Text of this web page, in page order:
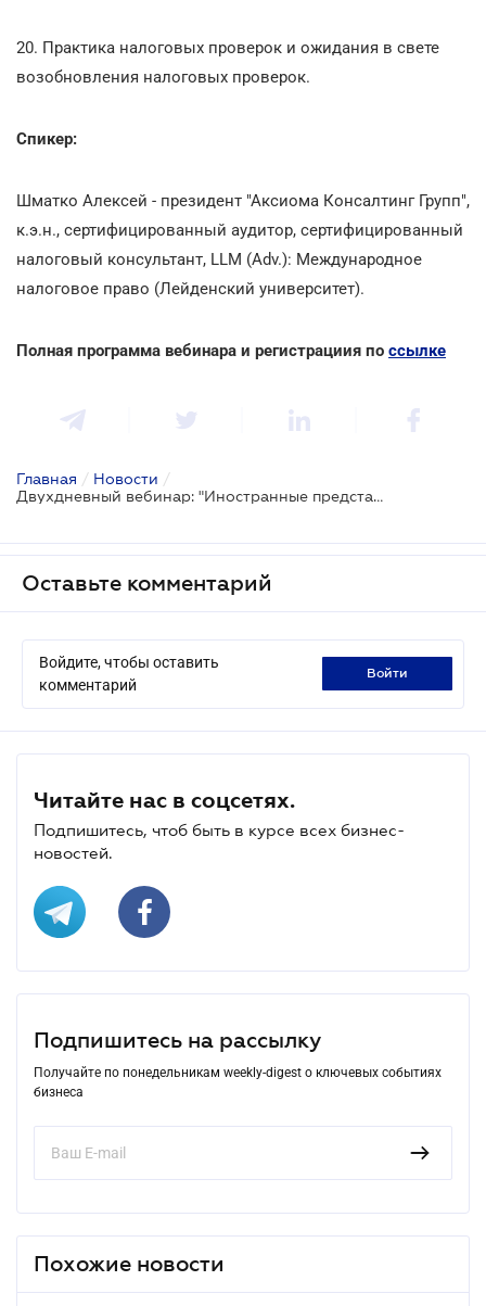
20. Практика налоговых проверок и ожидания в свете
возобновления налоговых проверок.
Спикер:
Шматко Алексей - президент "Аксиома Консалтинг Групп",
к.э.н., сертифицированный аудитор, сертифицированный
налоговый консультант, LLM (Adv.): Международное
налоговое право (Лейденский университет).
Полная программа вебинара и регистрациия по ссылке
Главная / Новости /
Двухдневный вебинар: "Иностранные представительства: переосмысление. Налогообложение, бухгалтерский учет, трансфертное ценообразование, проверки"
Оставьте комментарий
Войдите, чтобы оставить
комментарий
войти
Читайте нас в соцсетях.
Подпишитесь, чтоб быть в курсе всех бизнес-
новостей.
Подпишитесь на рассылку
Получайте по понедельникам weekly-digest о ключевых событиях
бизнеса
Похожие новости